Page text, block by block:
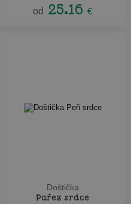
od 25.16 €
Doštička
Pařez srdce